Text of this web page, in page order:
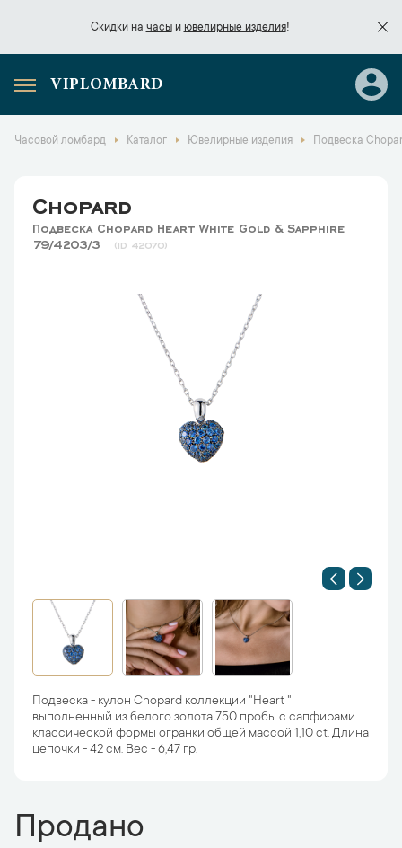
Скидки на часыи ювелирные изделия!
Скидки начасы
VIPLOMBARD
Часовой ломбард Каталог Ювелирные изделия Подвеска
Chopard
Подвеска Chopard Heart White Gold & Sapphire
79/4203/3
42070
Подвеска - кулон Chopard коллекции "Heart "
выполненный из белого золота 750 пробы с сапфирами
классической формы огранки общей массой 1,10 ct. Длина
цепочки - 42 см. Вес - 6,47 гр.
Продано